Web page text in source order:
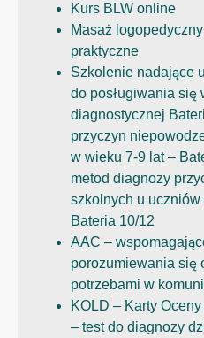
Kurs BLW online
Masaż
praktyczne
Szkolenie nadające
do posługiwania się
diagnostycznej
przyczyn
w wieku 7-9 lat –
metod diagnozy
szkolnych u
Bateria 10/12
AAC –
porozumiewania się
potrzebami w
KOLD – Karty
– test do diagnozy